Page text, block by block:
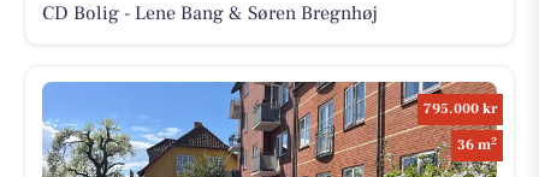
CD Bolig - Lene Bang & Søren Bregnhøj
795.000 kr
36 m2